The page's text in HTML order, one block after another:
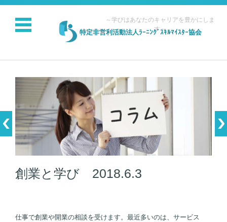
特定非営利活動法人ﾗｰﾆﾝｸﾞｽｷﾙﾏｲｽﾀｰ協会
～学びはあなたのキャリアを豊かにしま
す～
コンテンツに移動
創業と学び 2018.6.3
仕事で創業や開業の相談を受けます。最近多いのは、サービス